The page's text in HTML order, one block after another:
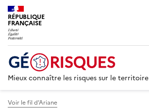
RÉPUBLIQUE
FRANÇAISE
Mieux connaître les risques sur le territoire
Voir le fil d’Ariane